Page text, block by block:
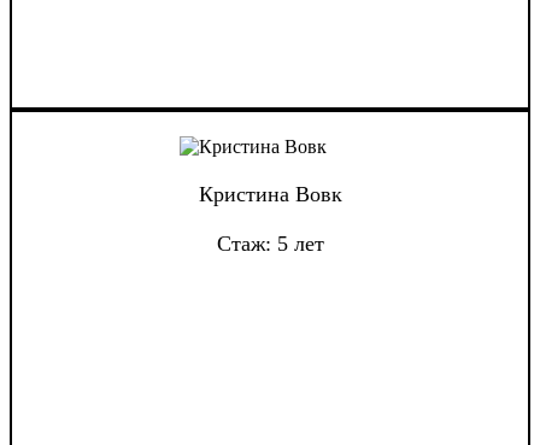
Кристина Вовк
Стаж: 5 лет